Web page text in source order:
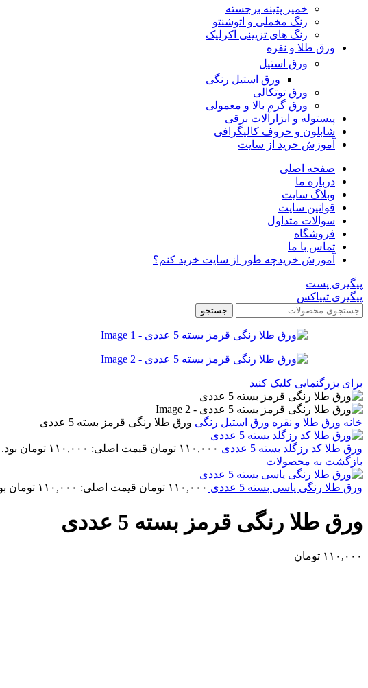
خمیر پتینه برجسته
رنگ مخملی و اتوشنتو
رنگ های تزیینی اکرلیک
ورق طلا و نقره
ورق استیل
ورق استیل رنگی
ورق توتکالی
ورق گرم بالا و معمولی
پیستوله و ابزارآلات برقی
شابلون و حروف کالیگرافی
آموزش خرید از سایت
صفحه اصلی
درباره ما
وبلاگ سایت
قوانین سایت
سوالات متداول
فروشگاه
تماس با ما
آموزش خریدچه طور از سایت خرید کنم؟
پیگیری پست
پیگیری تیپاکس
جستجو
برای بزرگنمایی کلیک کنید
خانه ورق طلا و نقره ورق استیل رنگی ورق طلا رنگی قرمز بسته 5 عددی
ورق طلا کد رزگلد بسته 5 عددی ۱۱۰,۰۰۰ تومان قیمت اصلی: ۱۱۰,۰۰۰ تومان بود.
بازگشت به محصولات
ورق طلا رنگی یاسی بسته 5 عددی ۱۱۰,۰۰۰ تومان قیمت اصلی: ۱۱۰,۰۰۰ تومان بود.
ورق طلا رنگی قرمز بسته 5 عددی
۱۱۰,۰۰۰ تومان